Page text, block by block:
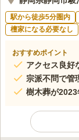
駅から徒歩5分圏内
檀家になる必要なし
おすすめポイント
アクセス良好
宗派不問で管
樹木葬が